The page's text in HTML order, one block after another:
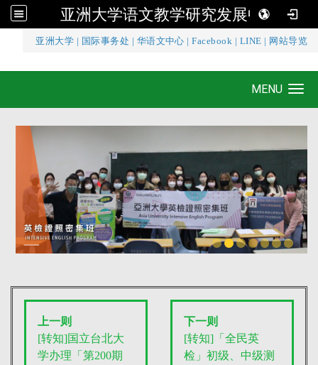
亚洲大学语文教学研究发展中心
亚洲大学 国际事务处 华语文中心 |Facebook LINE 网站导览
亚洲大学语文教学研究发展中心
MENU
上一则
[转知]国立台北大
学办理「第200期
下一则
[转知]「全民英
检」初级、中级测